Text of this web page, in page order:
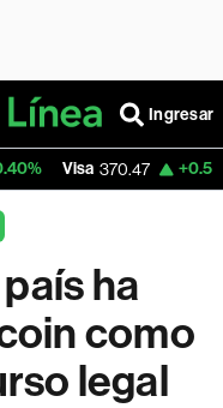
Ingresar
+0.52%
ha
como
legal